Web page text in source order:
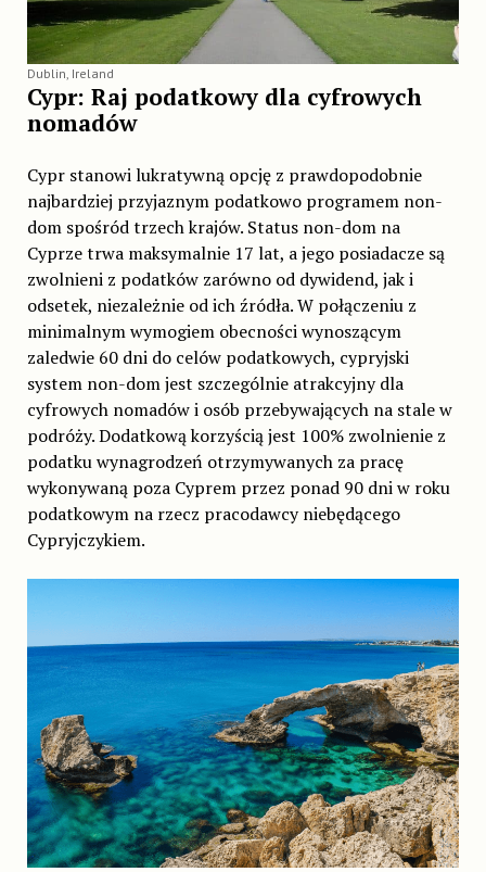
Dublin, Ireland
Cypr: Raj podatkowy dla cyfrowych
nomadów
Cypr stanowi lukratywną opcję z prawdopodobnie
najbardziej przyjaznym podatkowo programem non-
dom spośród trzech krajów. Status non-dom na
Cyprze trwa maksymalnie 17 lat, a jego posiadacze są
zwolnieni z podatków zarówno od dywidend, jak i
odsetek, niezależnie od ich źródła. W połączeniu z
minimalnym wymogiem obecności wynoszącym
zaledwie 60 dni do celów podatkowych, cypryjski
system non-dom jest szczególnie atrakcyjny dla
cyfrowych nomadów i osób przebywających na stale w
podróży. Dodatkową korzyścią jest 100% zwolnienie z
podatku wynagrodzeń otrzymywanych za pracę
wykonywaną poza Cyprem przez ponad 90 dni w roku
podatkowym na rzecz pracodawcy niebędącego
Cypryjczykiem.